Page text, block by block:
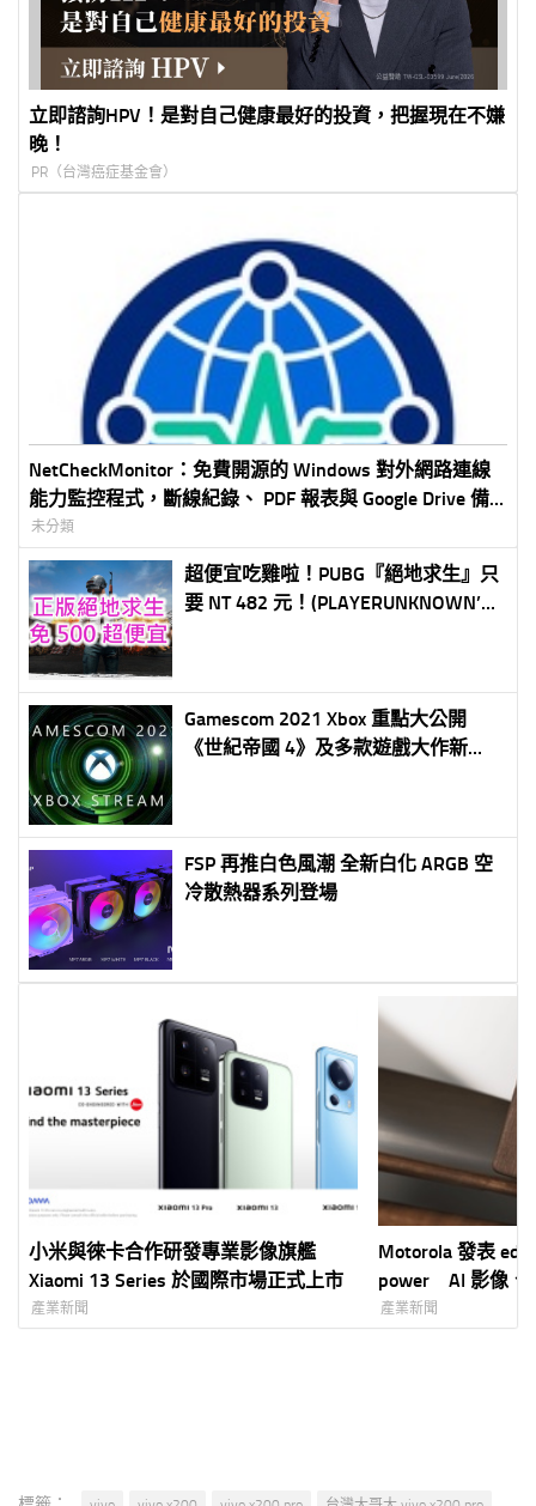
立即諮詢HPV！是對自己健康最好的投資，把握現在不嫌
晚！
PR（台灣癌症基金會）
NetCheckMonitor：免費開源的 Windows 對外網路連線
能力監控程式，斷線紀錄、 PDF 報表與 Google Drive 備
份一次完成
未分類
超便宜吃雞啦！PUBG『絕地求生』只
要 NT 482 元！(PLAYERUNKNOWN’S
Gamescom 2021 Xbox 重點大公開
《世紀帝國 4》及多款遊戲大作新
FSP 再推白色風潮 全新白化 ARGB 空
冷散熱器系列登場
小米與徠卡合作研發專業影像旗艦
Xiaomi 13 Series 於國際市場正式上市
產業新聞
Motorola 發表
power AI 影像、
雙機齊發
產業新聞